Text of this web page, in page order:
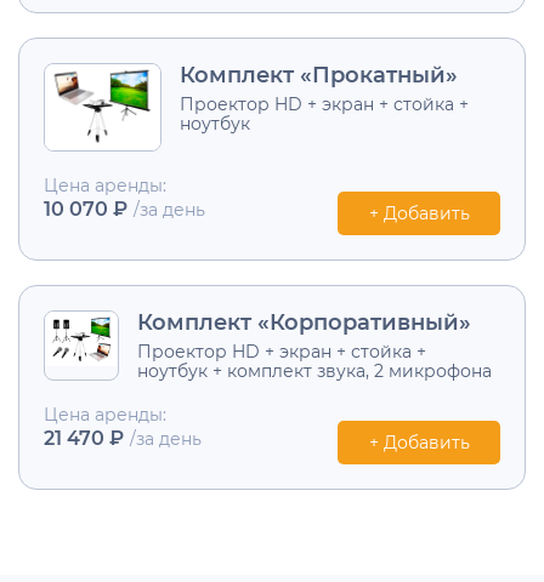
Комплект «Прокатный»
Проектор HD + экран + стойка +
ноутбук
Цена аренды:
10 070 ₽ /за день + Добавить
Комплект «Корпоративный»
Проектор HD + экран + стойка +
ноутбук + комплект звука, 2 микрофона
Цена аренды:
21 470 ₽ /за день + Добавить